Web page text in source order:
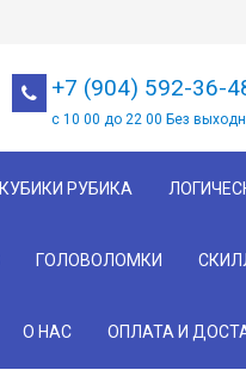
+7 (904) 592-36-
с 10 00 до 22 00 Без
КУБИКИ РУБИКА
ГОЛОВОЛОМКИ
О НАС ОПЛАТА И